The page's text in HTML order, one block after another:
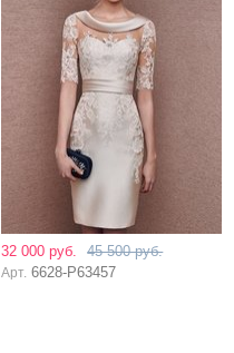
32 000 руб. 45 500 руб.
Арт. 6628-P63457